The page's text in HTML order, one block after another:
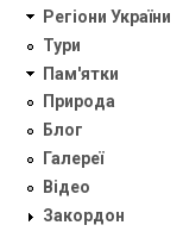
Регіони України
Тури
Пам'ятки
Природа
Блог
Галереї
Відео
Закордон